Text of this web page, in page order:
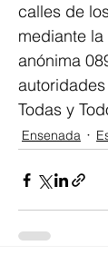
calles de
mediante
anónima
Todas y
Ensenada